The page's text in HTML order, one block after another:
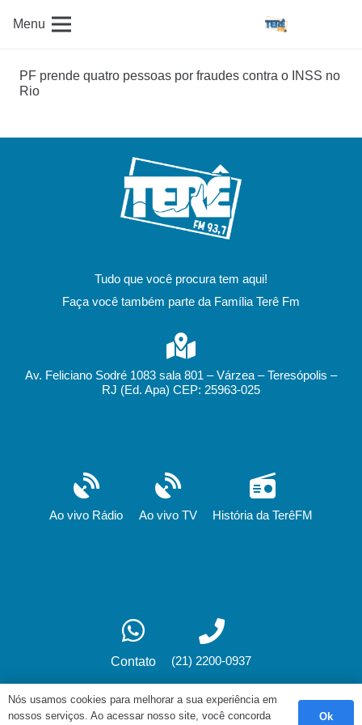
Menu
PF prende quatro pessoas por fraudes contra o INSS no
Rio
Tudo que você procura tem aqui!
Faça você também parte da Família Terê Fm
Av. Feliciano Sodré 1083 sala 801 – Várzea – Teresópolis –
RJ (Ed. Apa) CEP: 25963-025
Ao vivo Rádio Ao vivo TV História da TerêFM
Contato (21) 2200-0937
Desenvolvimento: fox.art.br
Nós usamos cookies para melhorar a sua experiência em
nossos serviços. Ao acessar nosso site, você concorda
Ok